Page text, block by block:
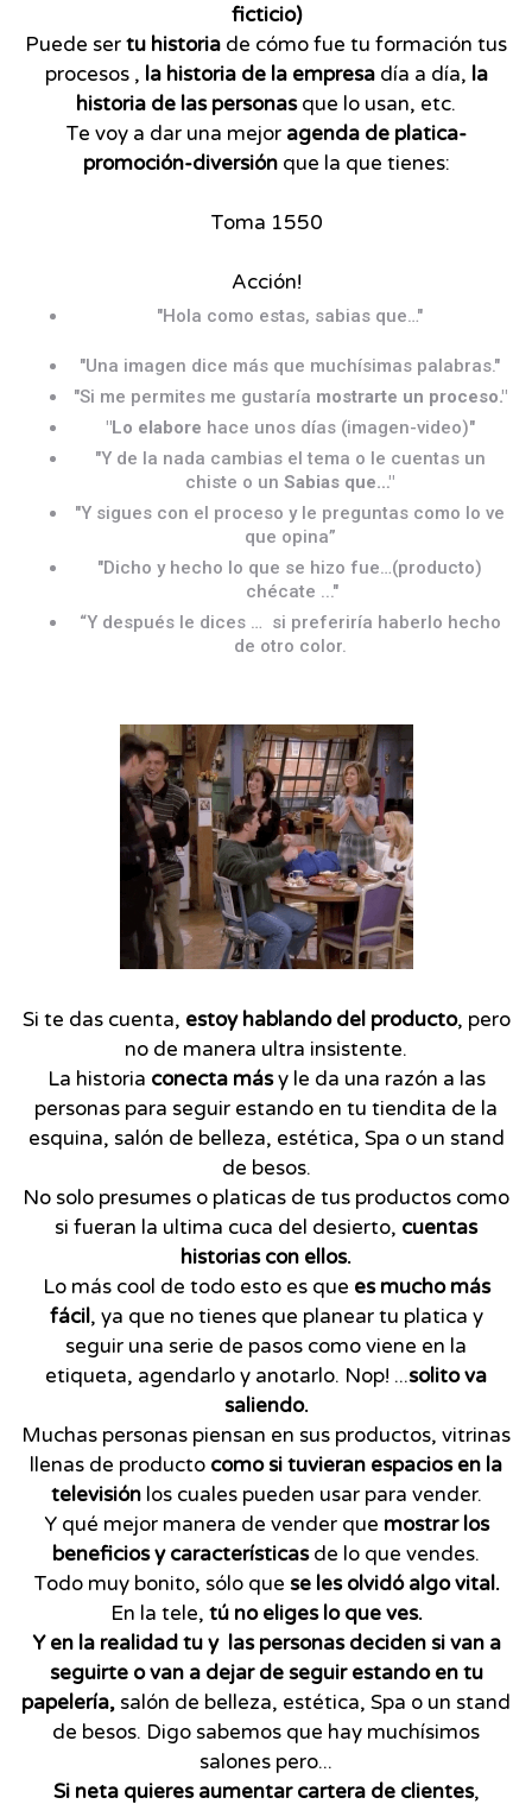
ficticio)
Puede sertu historia de cómo fue tu formación tus
procesos , la historia de la empresadía a día, la
historia de las personasque lo usan, etc.
Te voy a dar una mejor agenda de platica-
promoción-diversiónque la que tienes:
Toma 1550
Acción!
"Hola como estas, sabias que…"
"Una imagen dice más que muchísimas palabras."
"Si me permites me gustaría mostrarte un proceso."
"Lo elabore hace unos días (imagen-video)"
"Y de la nada cambias el tema o le cuentas un
chiste o un Sabias que…"
"Y sigues con el proceso y le preguntas como lo ve
que opina”
"Dicho y hecho lo que se hizo fue…(producto)
chécate ..."
“Y después le dices … si preferiría haberlo hecho
de otro color.
Si te das cuenta, estoy hablando del producto, pero
no de manera ultra insistente.
La historia conecta másy le da una razón a las
personas para seguir estando en tu tiendita de la
esquina, salón de belleza, estética, Spa o un stand
de besos.
No solo presumes o platicas de tus productos como
si fueran la ultima cuca del desierto, cuentas
historias con ellos.
Lo más cool de todo esto es que es mucho más
fácil, ya que no tienes que planear tu platica y
seguir una serie de pasos como viene en la
etiqueta, agendarlo y anotarlo. Nop! ...solito va
saliendo.
Muchas personas piensan en sus productos, vitrinas
llenas de producto como si tuvieran espacios en la
televisiónlos cuales pueden usar para vender.
Y qué mejor manera de vender que mostrar los
beneficios y característicasde lo que vendes.
Todo muy bonito, sólo que se les olvidó algo vital.
En la tele, tú no eliges lo que ves.
Y en la realidad tu y las personas deciden si van a
seguirte o van a dejar de seguir estando en tu
papelería, salón de belleza, estética, Spa o un stand
de besos. Digo sabemos que hay muchísimos
salones pero...
Si neta quieres aumentar cartera de clientes,